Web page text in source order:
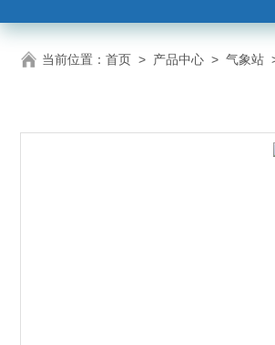
当前位置： 首页 > 产品中心 > 气象站